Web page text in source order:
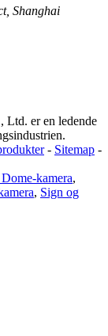
Shanghai
Ltd. er en ledende
- Sitemap -
kamera,
, Sign og